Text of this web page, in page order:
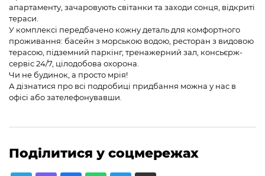
апартаменту, зачаровують світанки та заходи сонця, відкриті
тераси.
У комплексі передбачено кожну деталь для комфортного
проживання: басейн з морською водою, ресторан з видовою
терасою, підземний паркінг, тренажерний зал, консьєрж-
сервіс 24/7, цілодобова охорона.
Чи не будинок, а просто мрія!
А дізнатися про всі подробиці придбання можна у нас в
офісі або зателефонувавши.
Поділитися у соцмережах